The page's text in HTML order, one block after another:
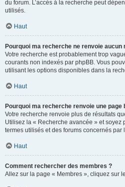
du forum. L’accès à la recherche peut
utilisés.
Haut
Pourquoi ma recherche ne renvoie aucun
Votre recherche est probablement trop
courants non indexés par phpBB. Vous
utilisant les options disponibles dans la
Haut
Pourquoi ma recherche renvoie une page
Votre recherche renvoie plus de résultats
Utilisez la « Recherche avancée » et soyez
termes utilisés et des forums concernés par
Haut
Comment rechercher des membres ?
Allez sur la page « Membres », cliquez sur